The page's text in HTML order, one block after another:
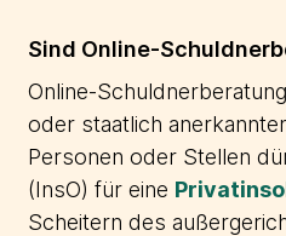
Sind Online-
Online-
oder staatlich
Personen oder Stellen
(InsO) für eine
Scheitern des